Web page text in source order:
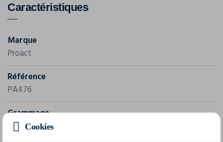
Caractéristiques
Marque
Proact
Référence
PA476
Grammage
140 g/m²
Cookies